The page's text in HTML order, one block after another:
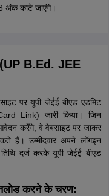
अंक काटे जाएंगे।
(UP B.Ed. JEE
पर यूपी जेईई बीएड एडमिट
Link) जारी किया। जिन
आवेदन करेंगे, वे वेबसाइट पर जाकर
हैं। उम्मीदवार अपने लॉगइन
दर्ज करके यूपी जेईई बीएड
करने के चरण: